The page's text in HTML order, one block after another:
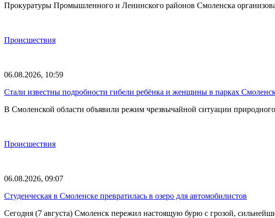
Прокуратуры Промышленного и Ленинского районов Смоленска
Происшествия
06.08.2026, 10:59
Стали известны подробности гибели ребёнка и женщины в парках
В Смоленской области объявили режим чрезвычайной ситуации
Происшествия
06.08.2026, 09:07
Студенческая в Смоленске превратилась в озеро для автомобилистов
Сегодня (7 августа) Смоленск пережил настоящую бурю с грозой,